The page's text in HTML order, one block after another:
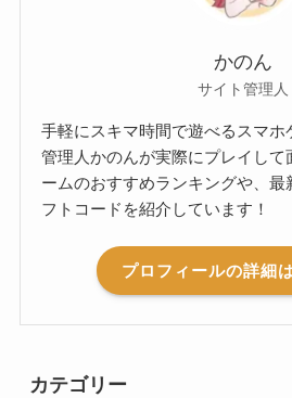
かのん
サイト管理人
手軽にスキマ時間で遊べるスマホ
管理人かのんが実際にプレイして
ームのおすすめランキングや、
フトコードを紹介しています！
プロフィールの詳細
カテゴリー